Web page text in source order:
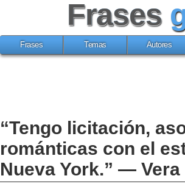
Frases
Frases Temas Autores
“Tengo licitación,
románticas con el
Nueva York.” —